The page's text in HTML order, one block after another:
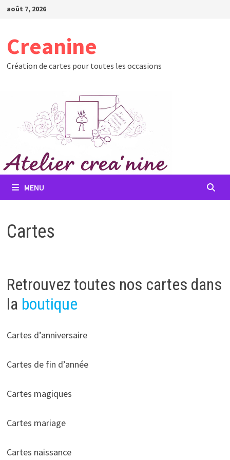
Passer
août 7, 2026
Creanine
Création de cartes pour toutes les occasions
MENU
Cartes
Retrouvez toutes nos cartes dans
la boutique
Cartes d’anniversaire
Cartes de fin d’année
Cartes magiques
Cartes mariage
Cartes naissance